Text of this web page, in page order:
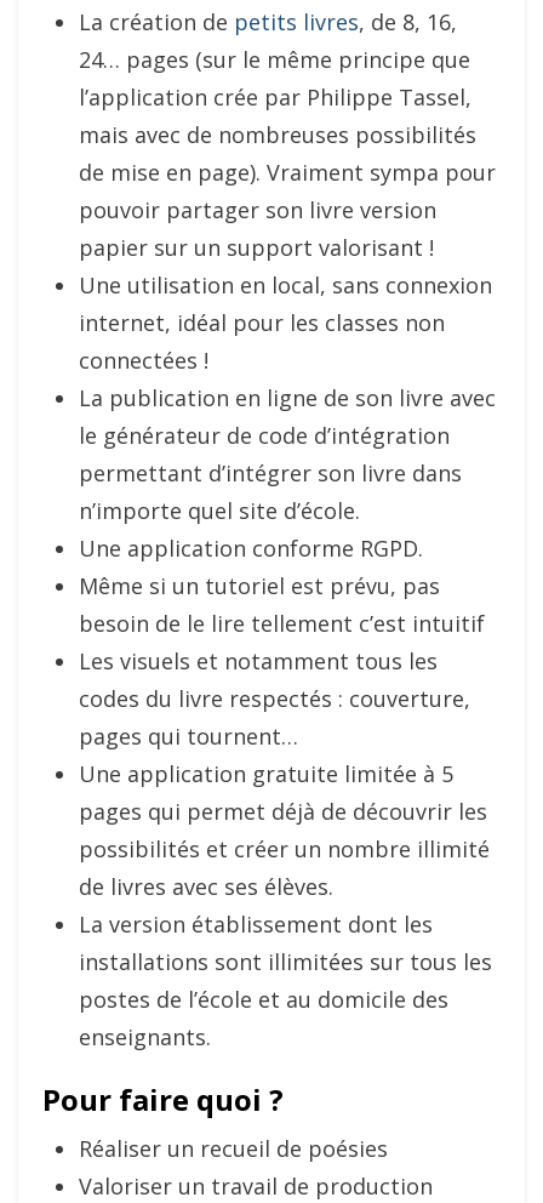
La création de petits livres, de 8, 16,
24… pages (sur le même principe que
l’application crée par Philippe Tassel,
mais avec de nombreuses possibilités
de mise en page). Vraiment sympa pour
pouvoir partager son livre version
papier sur un support valorisant !
Une utilisation en local, sans connexion
internet, idéal pour les classes non
connectées !
La publication en ligne de son livre avec
le générateur de code d’intégration
permettant d’intégrer son livre dans
n’importe quel site d’école.
Une application conforme RGPD.
Même si un tutoriel est prévu, pas
besoin de le lire tellement c’est intuitif
Les visuels et notamment tous les
codes du livre respectés : couverture,
pages qui tournent…
Une application gratuite limitée à 5
pages qui permet déjà de découvrir les
possibilités et créer un nombre illimité
de livres avec ses élèves.
La version établissement dont les
installations sont illimitées sur tous les
postes de l’école et au domicile des
enseignants.
Pour faire quoi ?
Réaliser un recueil de poésies
Valoriser un travail de production